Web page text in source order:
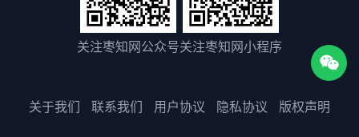
关注枣知网公众号关注枣知网小程序
关于我们 联系我们 用户协议 隐私协议 版权声明